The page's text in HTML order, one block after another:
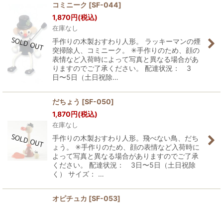
コミニーク [SF-044]
1,870円(税込)
在庫なし
手作りの木製おすわり人形。 ラッキーマンの煙
突掃除人、コミニーク。 ✳︎手作りのため、顔の
表情など入荷時によって写真と異なる場合があ
りますのでご了承ください。 配達状況： 3
日〜5日（土日祝除…
だちょう [SF-050]
1,870円(税込)
在庫なし
手作りの木製おすわり人形。飛べない鳥、だち
ょう。 ✳︎手作りのため、顔の表情など入荷時に
よって写真と異なる場合がありますのでご了承
ください。 配達状況： 3日〜5日（土日祝除
く） サイズ： …
オピチュカ [SF-053]